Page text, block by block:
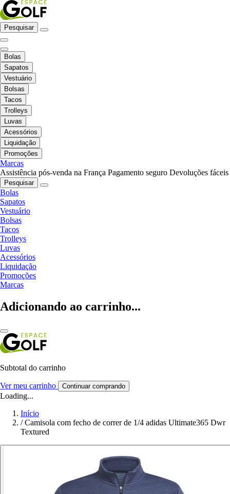
Pesquisar
Bolas
Sapatos
Vestuário
Bolsas
Tacos
Trolleys
Luvas
Acessórios
Liquidação
Promoções
Marcas
Assistência pós-venda na França Pagamento seguro Devoluções fáceis
Pesquisar
Bolas
Sapatos
Vestuário
Bolsas
Tacos
Trolleys
Luvas
Acessórios
Liquidação
Promoções
Marcas
Adicionando ao carrinho...
Subtotal do carrinho
Ver meu carrinho Continuar comprando
Loading...
Início
/ Camisola com fecho de correr de 1/4 adidas Ultimate365 Dwr
Textured